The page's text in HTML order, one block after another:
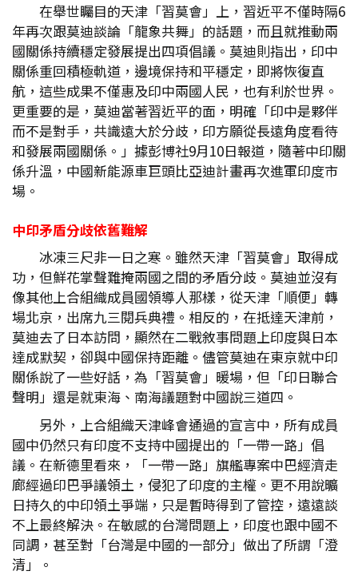
在舉世矚目的天津「習莫會」上，習近平不僅時隔6
年再次跟莫迪談論「龍象共舞」的話題，而且就推動兩
國關係持續穩定發展提出四項倡議。莫迪則指出，印中
關係重回積極軌道，邊境保持和平穩定，即將恢復直
航，這些成果不僅惠及印中兩國人民，也有利於世界。
更重要的是，莫迪當著習近平的面，明確「印中是夥伴
而不是對手，共識遠大於分歧，印方願從長遠角度看待
和發展兩國關係。」據彭博社9月10日報道，隨著中印關
係升溫，中國新能源車巨頭比亞迪計畫再次進軍印度市
場。
中印矛盾分歧依舊難解
冰凍三尺非一日之寒。雖然天津「習莫會」取得成
功，但鮮花掌聲難掩兩國之間的矛盾分歧。莫迪並沒有
像其他上合組織成員國領導人那樣，從天津「順便」轉
場北京，出席九三閱兵典禮。相反的，在抵達天津前，
莫迪去了日本訪問，顯然在二戰敘事問題上印度與日本
達成默契，卻與中國保持距離。儘管莫迪在東京就中印
關係說了一些好話，為「習莫會」暖場，但「印日聯合
聲明」還是就東海、南海議題對中國說三道四。
另外，上合組織天津峰會通過的宣言中，所有成員
國中仍然只有印度不支持中國提出的「一帶一路」倡
議。在新德里看來，「一帶一路」旗艦專案中巴經濟走
廊經過印巴爭議領土，侵犯了印度的主權。更不用說曠
日持久的中印領土爭端，只是暫時得到了管控，遠遠談
不上最終解決。在敏感的台灣問題上，印度也跟中國不
同調，甚至對「台灣是中國的一部分」做出了所謂「澄
清」。